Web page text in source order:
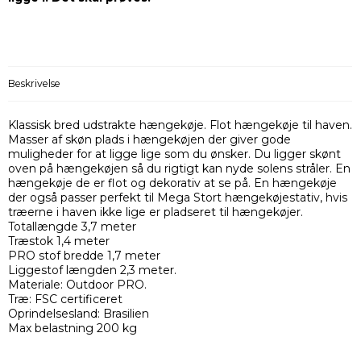
Beskrivelse
Klassisk bred udstrakte hængekøje. Flot hængekøje til haven.
Masser af skøn plads i hængekøjen der giver gode
muligheder for at ligge lige som du ønsker. Du ligger skønt
oven på hængekøjen så du rigtigt kan nyde solens stråler. En
hængekøje de er flot og dekorativ at se på. En hængekøje
der også passer perfekt til Mega Stort hængekøjestativ, hvis
træerne i haven ikke lige er pladseret til hængekøjer.
Totallængde 3,7 meter
Træstok 1,4 meter
PRO stof bredde 1,7 meter
Liggestof længden 2,3 meter.
Materiale: Outdoor PRO.
Træ: FSC certificeret
Oprindelsesland: Brasilien
Max belastning 200 kg